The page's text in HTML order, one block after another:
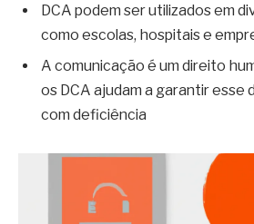
DCA podem ser utilizados em
como escolas, hospitais e
A comunicação é um direito
os DCA ajudam a garantir esse
com deficiência